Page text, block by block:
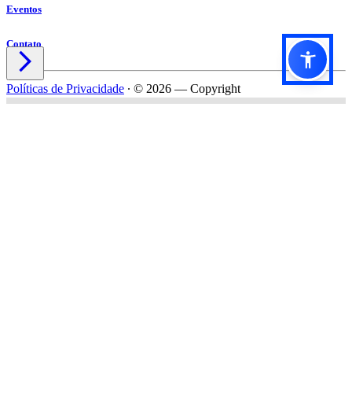
Eventos
Contato

Políticas de Privacidade ∙ © 2026 — Copyright